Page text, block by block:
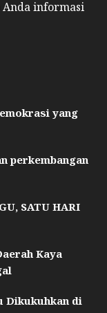
informasi
yang
perkembangan
SATU HARI
Kaya
Dikukuhkan di